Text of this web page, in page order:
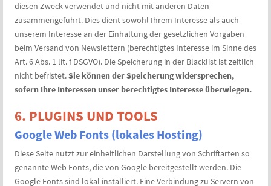
diesen Zweck verwendet und nicht mit anderen Daten
zusammengeführt. Dies dient sowohl Ihrem Interesse als auch
unserem Interesse an der Einhaltung der gesetzlichen Vorgaben
beim Versand von Newslettern (berechtigtes Interesse im Sinne des
Art. 6 Abs. 1 lit. f DSGVO). Die Speicherung in der Blacklist ist zeitlich
nicht befristet.Sie können der Speicherung widersprechen,
sofern Ihre Interessen unser berechtigtes Interesse überwiegen.
6. PLUGINS UND TOOLS
Google Web Fonts (lokales Hosting)
Diese Seite nutzt zur einheitlichen Darstellung von Schriftarten so
genannte Web Fonts, die von Google bereitgestellt werden. Die
Google Fonts sind lokal installiert. Eine Verbindung zu Servern von